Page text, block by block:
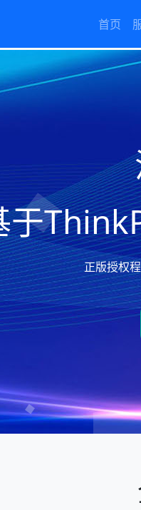
首页
于
正版授权